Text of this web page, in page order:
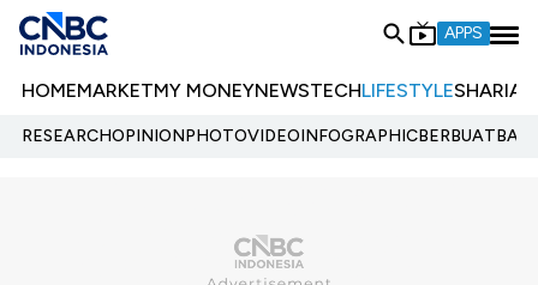
APPS
HOMEMARKETMY MONEYNEWSTECHLIFESTYLESHARIA
RESEARCHOPINIONPHOTOVIDEOINFOGRAPHIC